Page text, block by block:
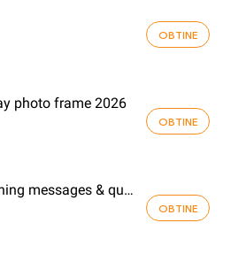
OBTINE
photo frame 2026
OBTINE
Good morning messages & quotes
OBTINE